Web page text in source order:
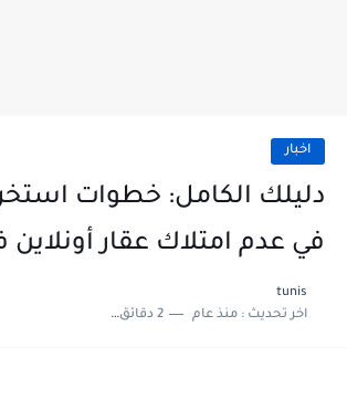
اخبار
دليلك الكامل: خطوات
في عدم امتلاك عقار
tunis
اخر تحديث :منذ عام 2 دقائق للقراءة